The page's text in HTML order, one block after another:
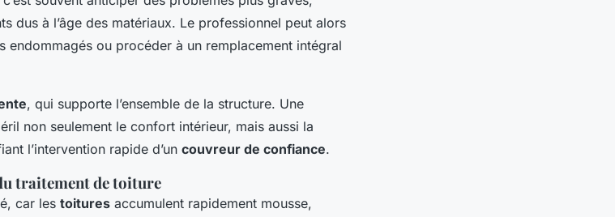
dus à l’âge des matériaux. Le professionnel peut alors
endommagés ou procéder à un remplacement intégral
, qui supporte l’ensemble de la structure. Une
non seulement le confort intérieur, mais aussi la
l’intervention rapide d’un couvreur de confiance.
traitement de toiture
car les toitures accumulent rapidement mousse,